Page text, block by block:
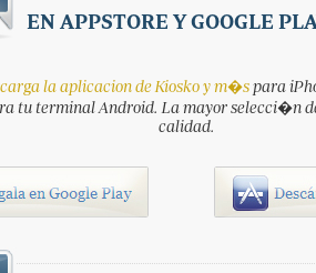
EN APPSTORE Y GOOGLE
la aplicacion de Kiosko y m�spara
tu terminal Android. La mayor selecci�n
calidad.